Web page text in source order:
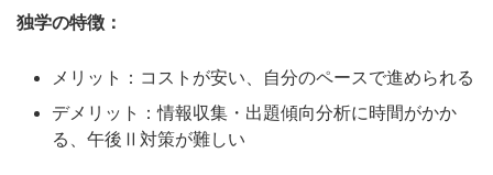
独学の特徴：
メリット：コストが安い、自分のペースで進められる
デメリット：情報収集・出題傾向分析に時間がかか
る、午後Ⅱ対策が難しい